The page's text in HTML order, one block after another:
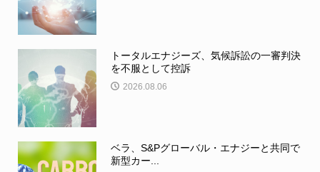
トータルエナジーズ、気候訴訟の一審判決
を不服として控訴
2026.08.06
ベラ、S&Pグローバル・エナジーと共同で
新型カー...